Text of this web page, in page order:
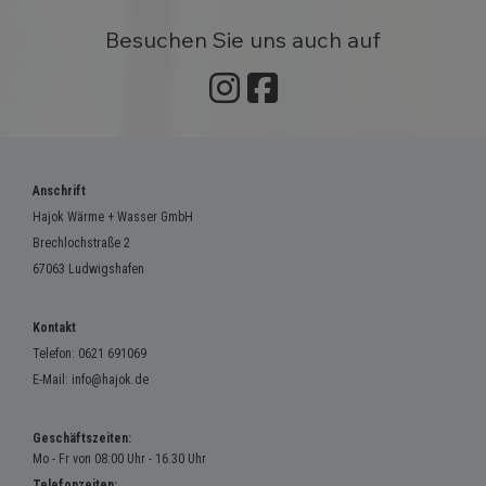
Besuchen Sie uns auch auf
Anschrift
Hajok Wärme + Wasser GmbH
Brechlochstraße 2
67063 Ludwigshafen
Kontakt
Telefon: 0621 691069
E-Mail: info@hajok.de
Geschäftszeiten:
Mo - Fr von 08:00 Uhr - 16.30 Uhr